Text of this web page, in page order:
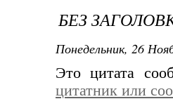
БЕЗ
Понедельник, 26
Это цитата
цитатник или